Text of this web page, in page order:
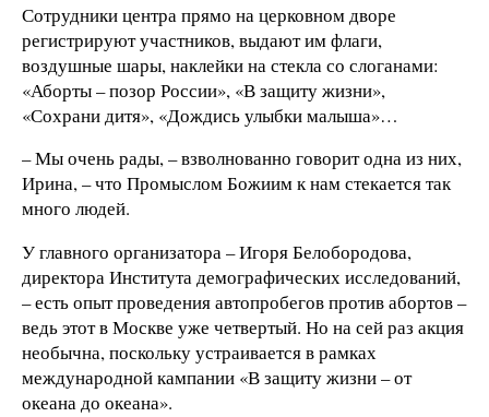
Сотрудники центра прямо на церковном дворе
регистрируют участников, выдают им флаги,
воздушные шары, наклейки на стекла со слоганами:
«Аборты – позор России», «В защиту жизни»,
«Сохрани дитя», «Дождись улыбки малыша»…
– Мы очень рады, – взволнованно говорит одна из них,
Ирина, – что Промыслом Божиим к нам стекается так
много людей.
У главного организатора – Игоря Белобородова,
директора Института демографических исследований,
– есть опыт проведения автопробегов против абортов –
ведь этот в Москве уже четвертый. Но на сей раз акция
необычна, поскольку устраивается в рамках
международной кампании «В защиту жизни – от
океана до океана».